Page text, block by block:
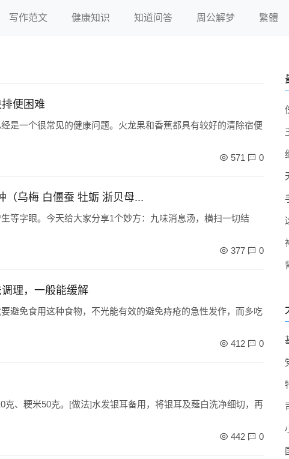
写作范文 健康知识 知道问答 周公解梦 繁體
便困难
是一个很常见的健康问题。火龙果和香蕉都具有较好的清除宿便
571 0
（乌梅 白僵蚕 牡蛎 浙贝母...
等字眼。今天给大家分享1个妙方：九味消息汤，横扫一切结
377 0
理，一般能缓解
避免食用这种食物，不光能有效的避免痔疮的急性发作，而多吃
412 0
克、粳米50克。[做法]水发银耳备用，将银耳及薤白洗净细切，再
442 0